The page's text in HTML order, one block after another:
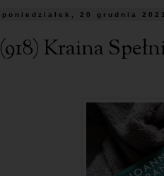
poniedziałek, 20 grudnia 2021
(918) Kraina